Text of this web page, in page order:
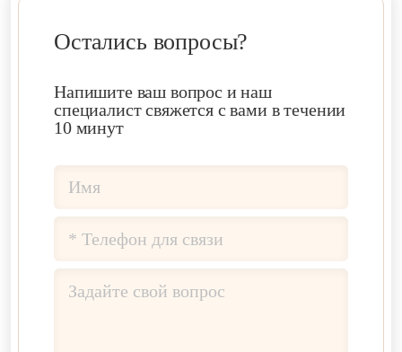
Остались вопросы?
Напишите ваш вопрос и наш
специалист свяжется с вами в течении
10 минут